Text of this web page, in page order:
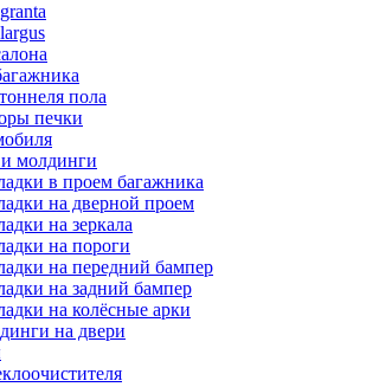
пола
печки
молдинги
в проем багажника
на дверной проем
на зеркала
на пороги
на передний бампер
на задний бампер
на колёсные арки
на двери